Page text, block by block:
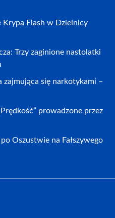
Flash w Dzielnicy
Trzy zaginione nastolatki
zajmująca się narkotykami –
prowadzone przez
Oszustwie na Fałszywego